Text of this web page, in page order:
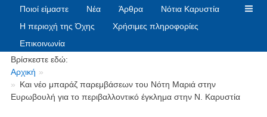
Ποιοί είμαστε Νέα Άρθρα
Νότια Καρυστία
Η περιοχή της Όχης
Χρήσιμες πληροφορίες
Επικοινωνία
Breadcrumbs
Βρίσκεστε εδώ:
Αρχική
Και νέο μπαράζ παρεμβάσεων του Νότη Μαριά στην
Ευρωβουλή για το περιβαλλοντικό έγκλημα στην Ν. Καρυστία